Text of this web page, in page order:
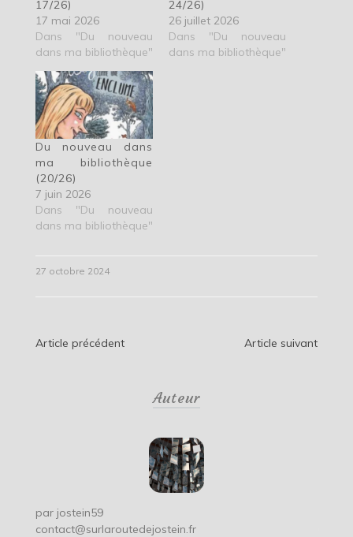
17/26)
17 mai 2026
Dans "Du nouveau
dans ma bibliothèque"
24/26)
26 juillet 2026
Dans "Du nouveau
dans ma bibliothèque"
Du nouveau dans
ma bibliothèque
(20/26)
7 juin 2026
Dans "Du nouveau
dans ma bibliothèque"
27 octobre 2024
Navigation
Article précédent Article suivant
Auteur
par jostein59
contact@surlaroutedejostein.fr